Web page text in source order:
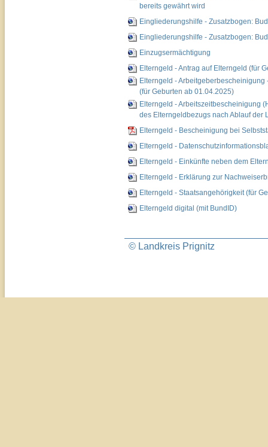
bereits gewährt wird
Eingliederungshilfe - Zusatzbogen:
Eingliederungshilfe - Zusatzbogen:
Einzugsermächtigung
Elterngeld - Antrag auf Elterngeld (für
Elterngeld -
(für Geburten ab 01.04.2025)
Elterngeld - Arbeitszeitbescheinigung
des Elterngeldbezugs nach Ablauf der
Elterngeld - Bescheinigung bei
Elterngeld -
Elterngeld - Einkünfte neben dem
Elterngeld - Erklärung zur
Elterngeld - Staatsangehörigkeit (für
Elterngeld digital (mit BundID)
© Landkreis Prignitz